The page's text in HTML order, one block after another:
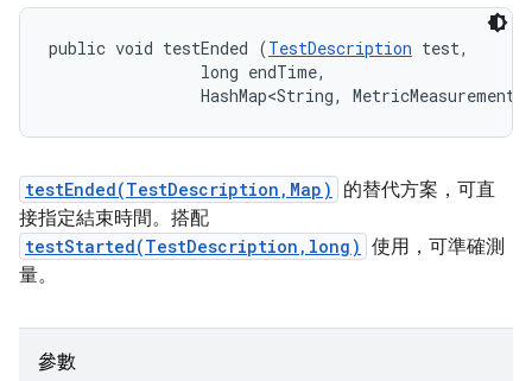
public void testEnded (TestDescription test,
                long endTime,
HashMap<String,
testEnded(TestDescription,Map)
的替代方案，可直
接指定結束時間。搭配
testStarted(TestDescription,long) 使用，可準確測
量。
參數